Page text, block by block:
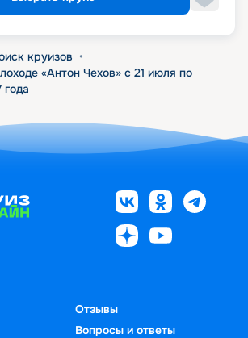
круизов •
«Антон Чехов» с 21 июля по
Отзывы
Вопросы и ответы